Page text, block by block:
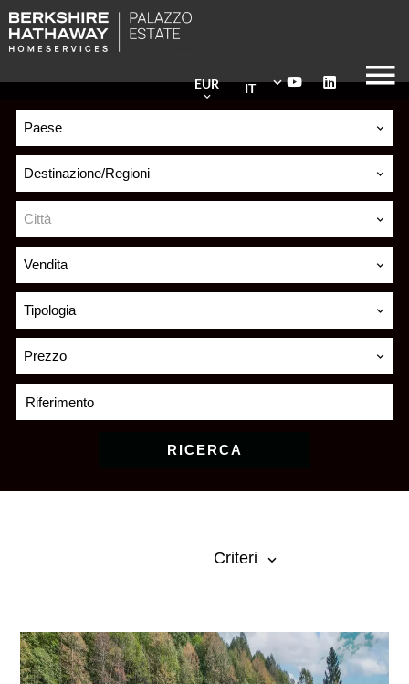
IT
EUR
Paese
Destinazione/Regioni
Città
Vendita
Tipologia
Prezzo
RICERCA
Criteri